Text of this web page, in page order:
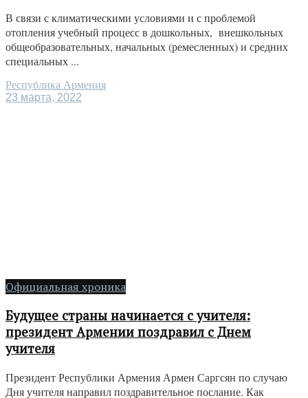
В связи с климатическими условиями и с проблемой
отопления учебный процесс в дошкольных, внешкольных
общеобразовательных, начальных (ремесленных) и средних
специальных ...
Республика Армения
23 марта, 2022
Официальная хроника
Будущее страны начинается с учителя:
президент Армении поздравил с Днем
учителя
Президент Республики Армения Армен Саргсян по случаю
Дня учителя направил поздравительное послание. Как